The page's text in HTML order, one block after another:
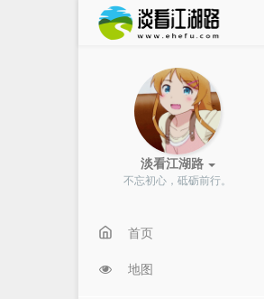
淡看江湖路
不忘初心，砥砺前行m
首页
地图